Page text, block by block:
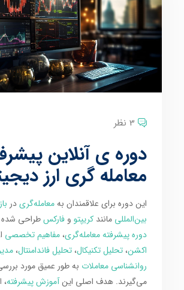
3 نظر
دوره ی آنلاین
معامله گری ارز
این دوره برای علاقمندان بهمعامله‌گریدر
بین‌المللی مانندکریپتو وفارکسطراحی
دوره پیشرفته معامله‌گری،مفاهیم تخصصی
اکشن،تحلیل تکنیکال،تحلیل فاندامنتال،
روانشناسی معاملات به طور عمیق مورد
می‌گیرند. هدف اصلی اینآموزش پیشرفته،